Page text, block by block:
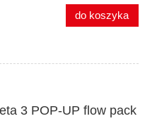
do koszyka
3 POP-UP flow pack